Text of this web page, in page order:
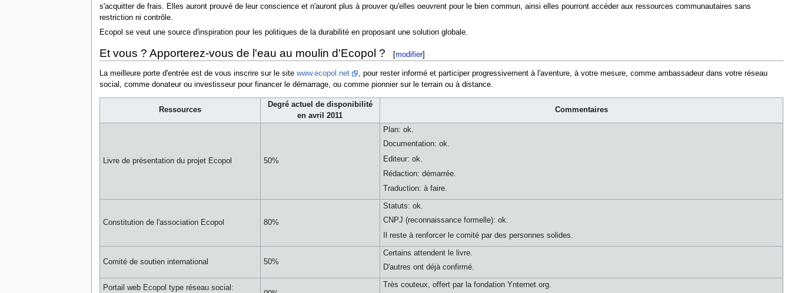
s'acquitter de frais. Elles auront prouvé de leur conscience et n'auront plus à prouver qu'elles oeuvrent pour le bien commun, ainsi elles pourront accéder aux ressources communautaires sans
restriction ni contrôle.
Ecopol se veut une source d'inspiration pour les politiques de la durabilité en proposant une solution globale.
Et vous ? Apporterez-vous de l'eau au moulin d'Ecopol ? [modifier]
La meilleure porte d'entrée est de vous inscrire sur le site www.ecopol.net
, pour rester informé et participer progressivement à l'aventure, à votre mesure, comme ambassadeur dans votre réseau
social, comme donateur ou investisseur pour financer le démarrage, ou comme pionnier sur le terrain ou à distance.
Ressources
Degré actuel de disponibilité
en avril 2011
Commentaires
Livre de présentation du projet Ecopol 50%
Plan: ok.
Documentation: ok.
Editeur: ok.
Rédaction: démarrée.
Traduction: à faire.
Constitution de l'association Ecopol 80%
Statuts: ok.
CNPJ (reconnaissance formelle): ok.
Il reste à renforcer le comité par des personnes solides.
Comité de soutien international 50%
Certains attendent le livre.
D'autres ont déjà confirmé.
Portail web Ecopol type réseau social: Très couteux, offert par la fondation Ynternet.org.